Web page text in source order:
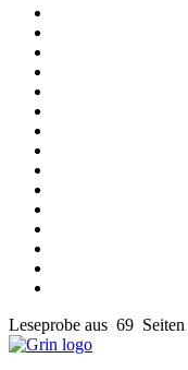
Leseprobe aus 69 Seiten